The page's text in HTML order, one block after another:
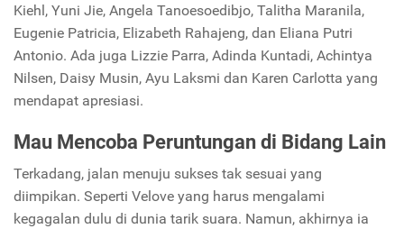
Kiehl, Yuni Jie, Angela Tanoesoedibjo, Talitha Maranila,
Eugenie Patricia, Elizabeth Rahajeng, dan Eliana Putri
Antonio. Ada juga Lizzie Parra, Adinda Kuntadi, Achintya
Nilsen, Daisy Musin, Ayu Laksmi dan Karen Carlotta yang
mendapat apresiasi.
Mau Mencoba Peruntungan di Bidang Lain
Terkadang, jalan menuju sukses tak sesuai yang
diimpikan. Seperti Velove yang harus mengalami
kegagalan dulu di dunia tarik suara. Namun, akhirnya ia